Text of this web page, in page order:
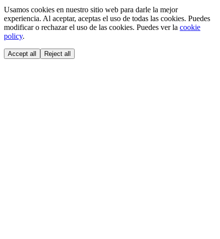
Usamos cookies en nuestro sitio web para darle la mejor
experiencia. Al aceptar, aceptas el uso de todas las cookies. Puedes
modificar o rechazar el uso de las cookies. Puedes ver la cookie
policy.
Accept all Reject all